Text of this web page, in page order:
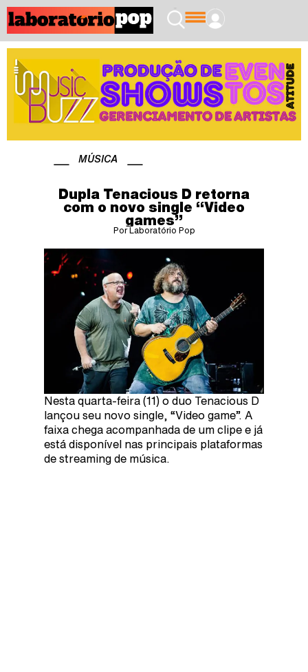
MÚSICA
Dupla Tenacious D retorna
com o novo single “Video
games”
Por Laboratório Pop
Nesta quarta-feira (11) o duo Tenacious D
lançou seu novo single, “Video game”. A
faixa chega acompanhada de um clipe e já
está disponível nas principais plataformas
de streaming de música.